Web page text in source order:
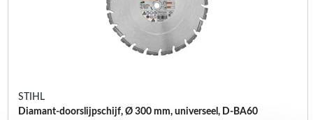
STIHL
Diamant-doorslijpschijf, Ø 300 mm, universeel, D-BA60